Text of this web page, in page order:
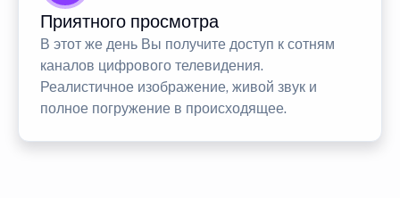
Приятного просмотра
В этот же день Вы получите доступ к сотням
каналов цифрового телевидения.
Реалистичное изображение, живой звук и
полное погружение в происходящее.